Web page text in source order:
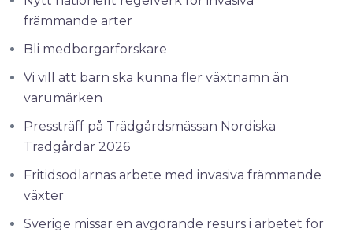
främmande arter
Bli medborgarforskare
Vi vill att barn ska kunna fler växtnamn än
varumärken
Pressträff på Trädgårdsmässan Nordiska
Trädgårdar 2026
Fritidsodlarnas arbete med invasiva främmande
växter
Sverige missar en avgörande resurs i arbetet för